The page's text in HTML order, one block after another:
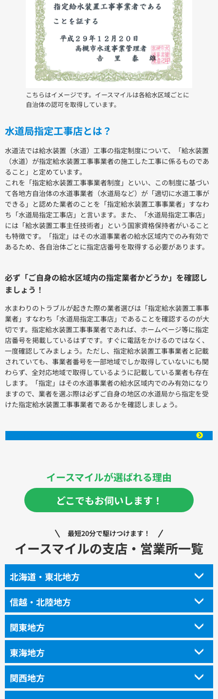
こちらはイメージです。イースマイルは各給水区域ごとに
自治体の認可を取得しています。
水道局指定工事店とは？
水道法では給水装置（水道）工事の指定制度について、「給水装置
（水道）が指定給水装置工事事業者の施工した工事に係るものであ
ること」と定めています。
これを「指定給水装置工事事業者制度」といい、この制度に基づい
て各地方自治体の水道事業者（水道局など）が「適切に水道工事が
できる」と認めた業者のことを「指定給水装置工事事業者」すなわ
ち「水道局指定工事店」と言います。また、「水道局指定工事店」
には「給水装置工事主任技術者」という国家資格保持者がいること
も特徴です。「指定」はその水道事業者の給水区域内でのみ有効で
あるため、各自治体ごとに指定店番号を取得する必要があります。
必ず「ご自身の給水区域内の指定業者かどうか」を確認し
ましょう！
水まわりのトラブルが起きた際の業者選びは「指定給水装置工事事
業者」すなわち「水道局指定工事店」であることを確認するのが大
切です。指定給水装置工事事業者であれば、ホームページ等に指定
店番号を掲載しているはずです。すぐに電話をかけるのではなく、
一度確認してみましょう。ただし、指定給水装置工事事業者と記載
されていても、事業者番号を一部地域でしか取得していないにも関
わらず、全対応地域で取得しているように記載している業者も存在
します。「指定」はその水道事業者の給水区域内でのみ有効になり
ますので、業者を選ぶ際は必ずご自身の地区の水道局から指定を受
けた指定給水装置工事事業者であるかを確認しましょう。
イースマイルが選ばれる理由
どこでもお伺いします！
最短20分で駆けつけます！
イースマイルの支店・営業所一覧
北海道・東北地方
信越・北陸地方
関東地方
東海地方
関西地方